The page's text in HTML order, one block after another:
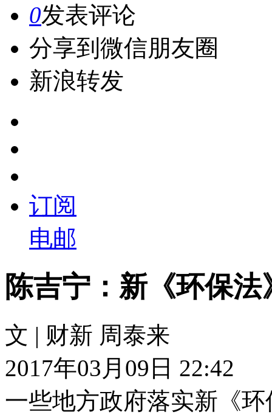
0发表评论
分享到微信朋友圈
新浪转发
订阅
电邮
陈吉宁：新《环保
文 | 财新 周泰来
2017年03月09日 22:42
一些地方政府落实新《